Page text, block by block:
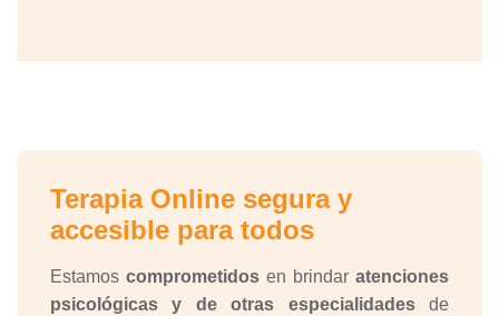
Terapia Online segura y
accesible para todos
Estamos comprometidos en brindar atenciones
psicológicas y de otras especialidadesde